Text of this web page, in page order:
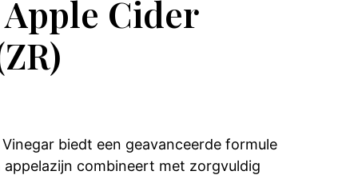
Cider
biedt een geavanceerde formule
appelazijn combineert met zorgvuldig